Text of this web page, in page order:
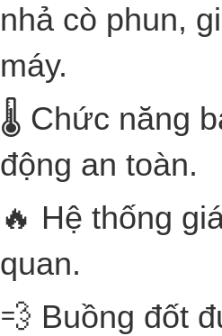
nhả cò phun,
máy.
🌡️ Chức năng
động an toàn.
🔥 Hệ thống
quan.
💨 Buồng đốt